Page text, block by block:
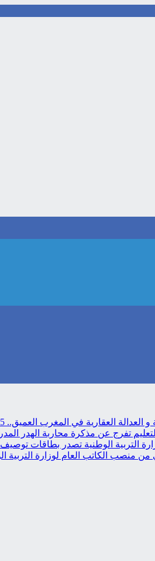
و العدالة العقارية في المغرب العميق..
تفرج عن مذكرة محاربة الهدر
التربية الوطنية تصدر بطاقات توصيف
منصب الكاتب العام لوزارة التربية